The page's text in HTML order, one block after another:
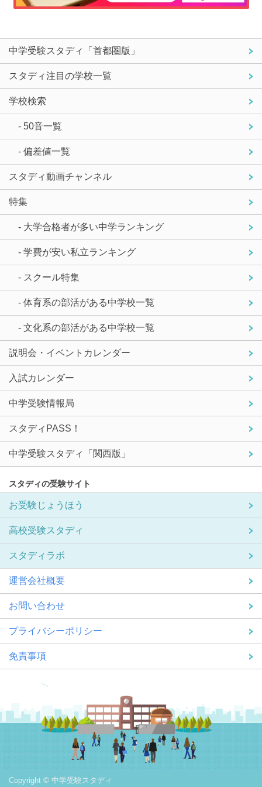
中学受験スタディ「首都圏版」
スタディ注目の学校一覧
学校検索
- 50音一覧
- 偏差値一覧
スタディ動画チャンネル
特集
- 大学合格者が多い中学ランキング
- 学費が安い私立ランキング
- スクール特集
- 体育系の部活がある中学校一覧
- 文化系の部活がある中学校一覧
説明会・イベントカレンダー
入試カレンダー
中学受験情報局
スタディPASS！
中学受験スタディ「関西版」
スタディの受験サイト
お受験じょうほう
高校受験スタディ
スタディラボ
運営会社概要
お問い合わせ
プライバシーポリシー
免責事項
Copyright © 中学受験スタディ